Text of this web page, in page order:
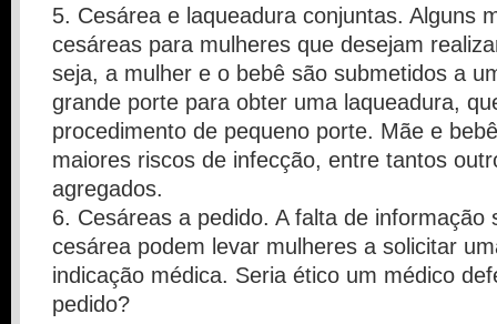
5. Cesárea e laqueadura conjuntas. Alguns
cesáreas para mulheres que desejam
seja, a mulher e o bebê são submetidos a
grande porte para obter uma laqueadura,
procedimento de pequeno porte. Mãe e
maiores riscos de infecção, entre tantos
agregados.
6. Cesáreas a pedido. A falta de informação
cesárea podem levar mulheres a solicitar
indicação médica. Seria ético um médico
pedido?